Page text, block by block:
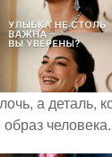
а деталь,
образ человека.